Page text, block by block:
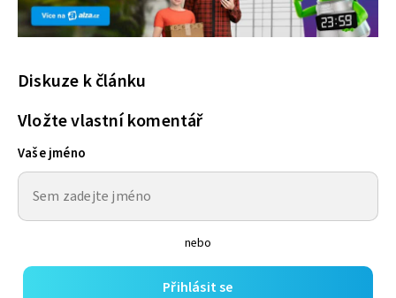
Diskuze k článku
Vložte vlastní komentář
Vaše jméno
nebo
Přihlásit se